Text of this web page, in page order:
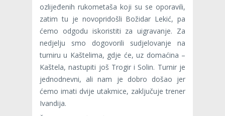
ozlijeđenih rukometaša koji su se oporavili,
zatim tu je novopridošli Božidar Lekić, pa
ćemo odgodu iskoristiti za uigravanje. Za
nedjelju smo dogovorili sudjelovanje na
turniru u Kaštelima, gdje će, uz domaćina –
Kaštela, nastupiti još Trogir i Solin. Turnir je
jednodnevni, ali nam je dobro došao jer
ćemo imati dvije utakmice, zaključuje trener
Ivandija.